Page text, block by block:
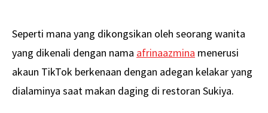
Seperti mana yang dikongsikan oleh seorang wanita
yang dikenali dengan nama afrinaazmina menerusi
akaun TikTok berkenaan dengan adegan kelakar yang
dialaminya saat makan daging di restoran Sukiya.